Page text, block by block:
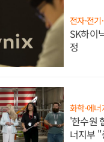
전자·전기
SK하이
정
화학·에너
'한수원
너지부